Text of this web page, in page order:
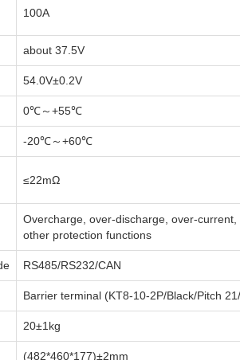
100A
about 37.5V
54.0V±0.2V
0℃～+55℃
-20℃～+60℃
≤22mΩ
Overcharge, over-discharge, over-
other protection functions
RS485/RS232/CAN
Barrier terminal (KT8-10-2P/Black/Pitch
20±1kg
(482*460*177)±2mm